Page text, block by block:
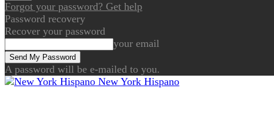
Forgot your password? Get help
Password recovery
Recover your password
your email
A password will be e-mailed to you.
New York Hispano